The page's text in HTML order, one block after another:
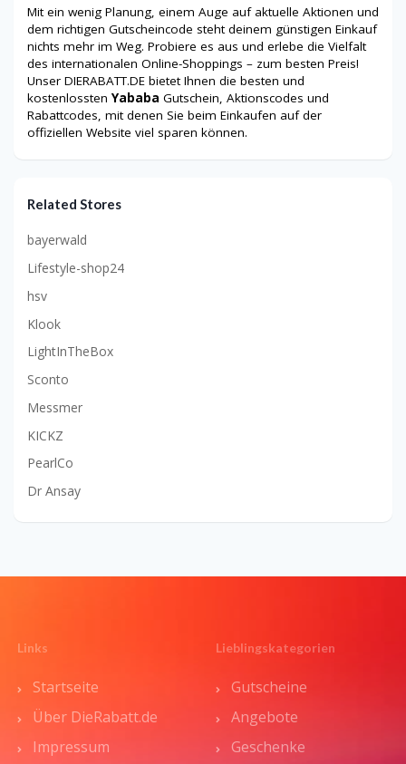
Mit ein wenig Planung, einem Auge auf aktuelle Aktionen und
dem richtigen Gutscheincode steht deinem günstigen Einkauf
nichts mehr im Weg. Probiere es aus und erlebe die Vielfalt
des internationalen Online-Shoppings – zum besten Preis!
Unser DIERABATT.DE bietet Ihnen die besten und
kostenlossten Yababa Gutschein, Aktionscodes und
Rabattcodes, mit denen Sie beim Einkaufen auf der
offiziellen Website viel sparen können.
Related Stores
bayerwald
Lifestyle-shop24
hsv
Klook
LightInTheBox
Sconto
Messmer
KICKZ
PearlCo
Dr Ansay
Links
Startseite
Über DieRabatt.de
Impressum
Lieblingskategorien
Gutscheine
Angebote
Geschenke